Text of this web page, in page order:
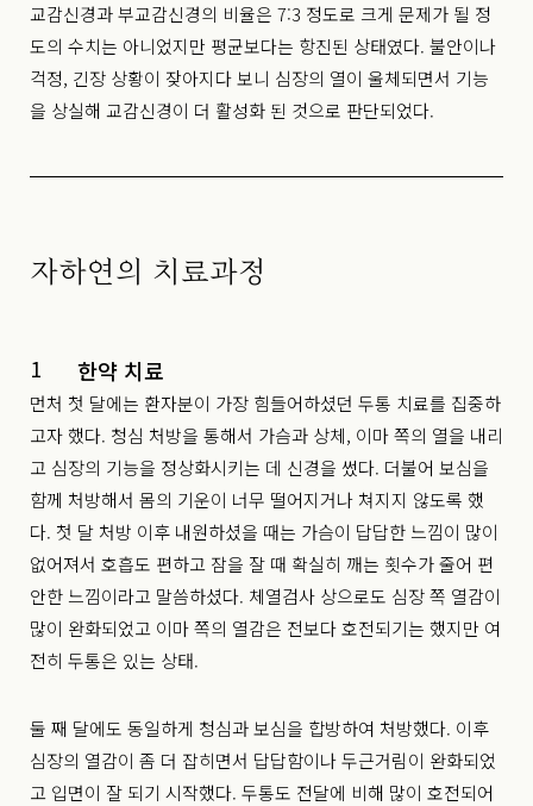
교감신경과 부교감신경의 비율은 7:3 정도로 크게 문제가 될 정
도의 수치는 아니었지만 평균보다는 항진된 상태였다. 불안이나
걱정, 긴장 상황이 잦아지다 보니 심장의 열이 울체되면서 기능
을 상실해 교감신경이 더 활성화 된 것으로 판단되었다.
자하연의 치료과정
1 한약 치료
먼처 첫 달에는 환자분이 가장 힘들어하셨던 두통 치료를 집중하
고자 했다. 청심 처방을 통해서 가슴과 상체, 이마 쪽의 열을 내리
고 심장의 기능을 정상화시키는 데 신경을 썼다. 더불어 보심을
함께 처방해서 몸의 기운이 너무 떨어지거나 쳐지지 않도록 했
다. 첫 달 처방 이후 내원하셨을 때는 가슴이 답답한 느낌이 많이
없어져서 호흡도 편하고 잠을 잘 때 확실히 깨는 횟수가 줄어 편
안한 느낌이라고 말씀하셨다. 체열검사 상으로도 심장 쪽 열감이
많이 완화되었고 이마 쪽의 열감은 전보다 호전되기는 했지만 여
전히 두통은 있는 상태.
둘 째 달에도 동일하게 청심과 보심을 합방하여 처방했다. 이후
심장의 열감이 좀 더 잡히면서 답답함이나 두근거림이 완화되었
고 입면이 잘 되기 시작했다. 두통도 전달에 비해 많이 호전되어